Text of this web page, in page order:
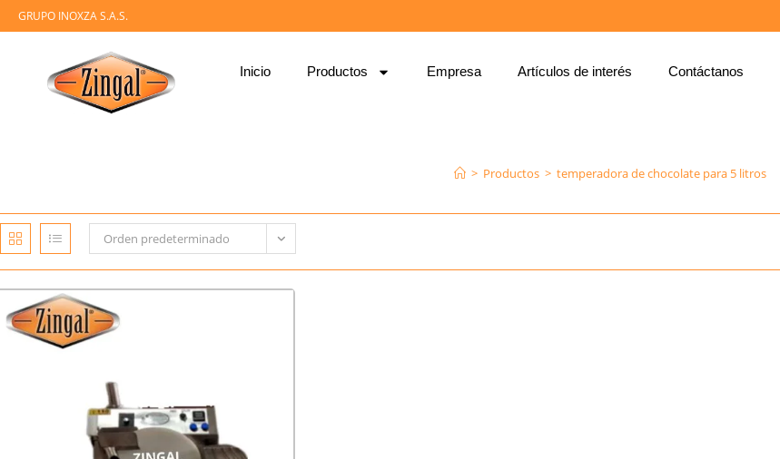
GRUPO INOXZA S.A.S.
Inicio Productos Empresa Artículos de interés Contáctanos
> Productos > temperadora de chocolate para 5 litros
Orden predeterminado